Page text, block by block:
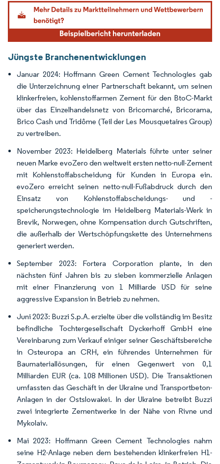
Bild © Mordor Intelligence. Wiederverwendung erfordert Namensnennung gemäß
Jüngste Branchenentwicklungen
Januar 2024: Hoffmann Green Cement Technologies gab
die Unterzeichnung einer Partnerschaft bekannt, um seinen
klinkerfreien, kohlenstoffarmen Zement für den BtoC-Markt
über das Einzelhandelsnetz von Bricomarché, Bricorama,
Brico Cash und Tridôme (Teil der Les Mousquetaires Group)
zu vertreiben.
November 2023: Heidelberg Materials führte unter seiner
neuen Marke evoZero den weltweit ersten netto-null-Zement
mit Kohlenstoffabscheidung für Kunden in Europa ein.
evoZero erreicht seinen netto-null-Fußabdruck durch den
Einsatz von Kohlenstoffabscheidungs- und -
speicherungstechnologie im Heidelberg Materials-Werk in
Brevik, Norwegen, ohne Kompensation durch Gutschriften,
die außerhalb der Wertschöpfungskette des Unternehmens
generiert werden.
September 2023: Fortera Corporation plante, in den
nächsten fünf Jahren bis zu sieben kommerzielle Anlagen
mit einer Finanzierung von 1 Milliarde USD für seine
aggressive Expansion in Betrieb zu nehmen.
Juni 2023: Buzzi S.p.A. erzielte über die vollständig im Besitz
befindliche Tochtergesellschaft Dyckerhoff GmbH eine
Vereinbarung zum Verkauf einiger seiner Geschäftsbereiche
in Osteuropa an CRH, ein führendes Unternehmen für
Baumateriallösungen, für einen Gegenwert von 0,1
Milliarden EUR (ca. 108 Millionen USD). Die Transaktionen
umfassten das Geschäft in der Ukraine und Transportbeton-
Anlagen in der Ostslowakei. In der Ukraine betreibt Buzzi
zwei integrierte Zementwerke in der Nähe von Rivne und
Mykolaiv.
Mai 2023: Hoffmann Green Cement Technologies nahm
seine H2-Anlage neben dem bestehenden klinkerfreien H1-